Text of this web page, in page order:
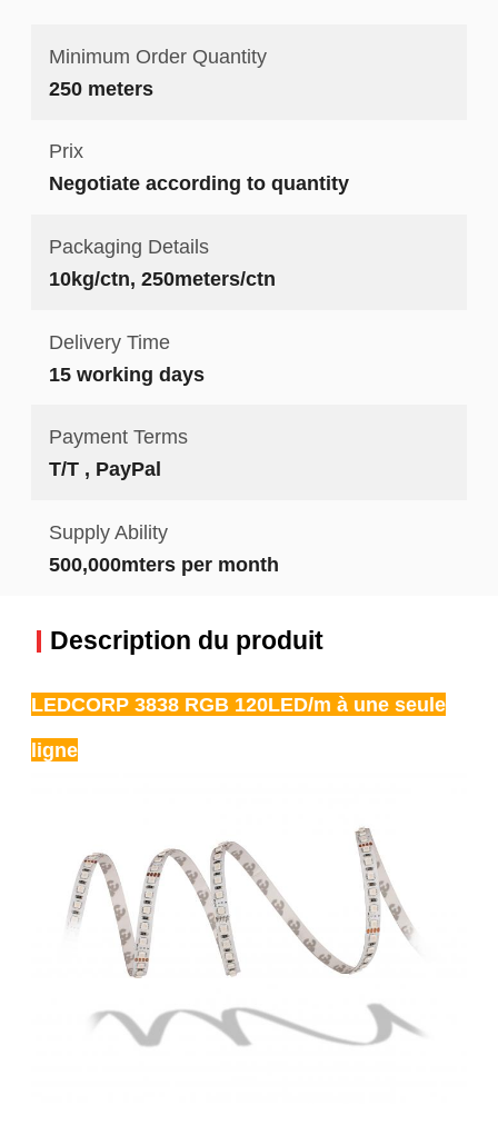
Minimum Order Quantity
250 meters
Prix
Negotiate according to quantity
Packaging Details
10kg/ctn, 250meters/ctn
Delivery Time
15 working days
Payment Terms
T/T , PayPal
Supply Ability
500,000mters per month
Description du produit
LEDCORP 3838 RGB 120LED/m à une seule
ligne